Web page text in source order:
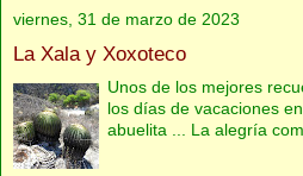
viernes, 31 de marzo de 2023
La Xala y Xoxoteco
Unos de los mejores
los días de vacaciones
abuelita ... La alegría